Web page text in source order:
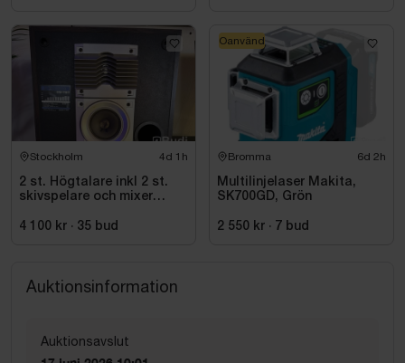
Stockholm 4d 1h
2 st. Högtalare inkl 2 st.
skivspelare och mixer
4 100 kr · 35 bud
Bromma 6d 2h
Multilinjelaser Makita,
SK700GD, Grön
2 550 kr · 7 bud
Oanvänd
Auktionsinformation
Auktionsavslut